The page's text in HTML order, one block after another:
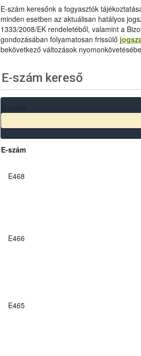
E-szám keresőnk a fogyasztók
minden esetben az aktuálisan hatályos
1333/2008/EK rendeletéből, valamint a
gondozásában folyamatosan frissülő
bekövetkező változások
E-szám kereső
E-szám
E468
E466
E465